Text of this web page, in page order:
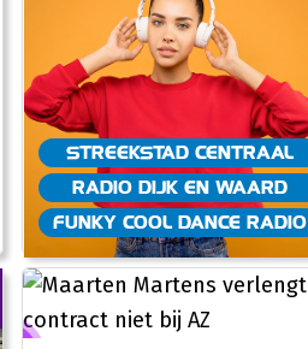
STREEKSTAD CENTRAAL
RADIO DIJK EN WAARD
FUNKY COOL DANCE RADIO